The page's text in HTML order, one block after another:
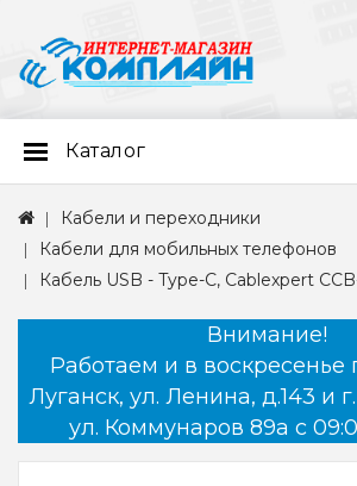
Каталог
Кабели и переходники
Кабели для мобильных телефонов
Кабель USB - Type-C, Cablexpert
Внимание!
Работаем и в воскресенье
Луганск, ул. Ленина, д.143 и
ул. Коммунаров 89а с